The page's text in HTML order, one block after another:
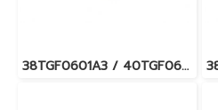
38TGF0601A3 / 40TGF0601UP แอร์แคเรียร์ รุ่นฝังฝ้า 4 ทิศทาง Carrier 4-Way Cassette Type Fixed Speed น้ำยา R32 (380V./ไฟ 3 เฟส) พร้อมบริการติดตั้ง